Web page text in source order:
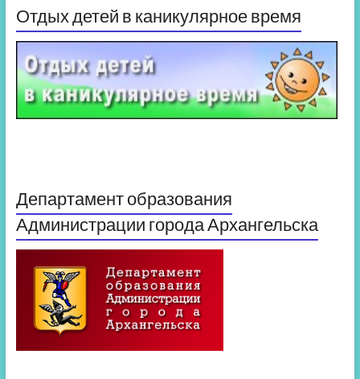
Отдых детей в каникулярное время
Департамент образования
Администрации города Архангельска